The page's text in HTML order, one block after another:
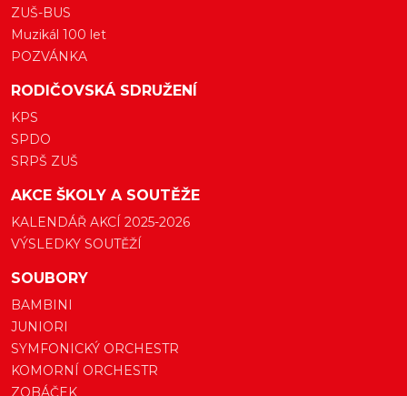
ZUŠ-BUS
Muzikál 100 let
POZVÁNKA
RODIČOVSKÁ SDRUŽENÍ
KPS
SPDO
SRPŠ ZUŠ
AKCE ŠKOLY A SOUTĚŽE
KALENDÁŘ AKCÍ 2025-2026
VÝSLEDKY SOUTĚŽÍ
SOUBORY
BAMBINI
JUNIORI
SYMFONICKÝ ORCHESTR
KOMORNÍ ORCHESTR
ZOBÁČEK